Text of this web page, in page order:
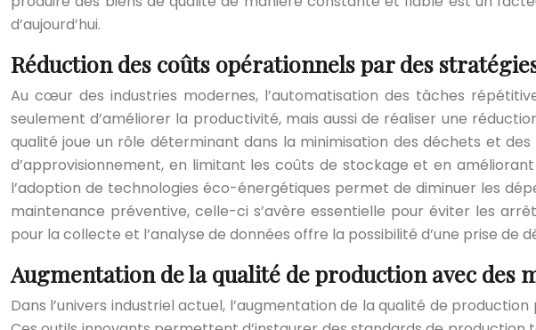
d’aujourd’hui.
Réduction des coûts opérationnels par des
Au cœur des industries modernes, l’automatisation des tâches
seulement d’améliorer la productivité, mais aussi de réaliser une
qualité joue un rôle déterminant dans la minimisation des déchets et
d’approvisionnement, en limitant les coûts de stockage et en
l’adoption de technologies éco-énergétiques permet de diminuer les
maintenance préventive, celle-ci s’avère essentielle pour éviter les
pour la collecte et l’analyse de données offre la possibilité d’une prise
Augmentation de la qualité de production avec des
Dans l’univers industriel actuel, l’augmentation de la qualité de